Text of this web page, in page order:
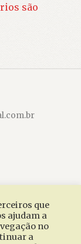
são
que
ajudam a
no
a